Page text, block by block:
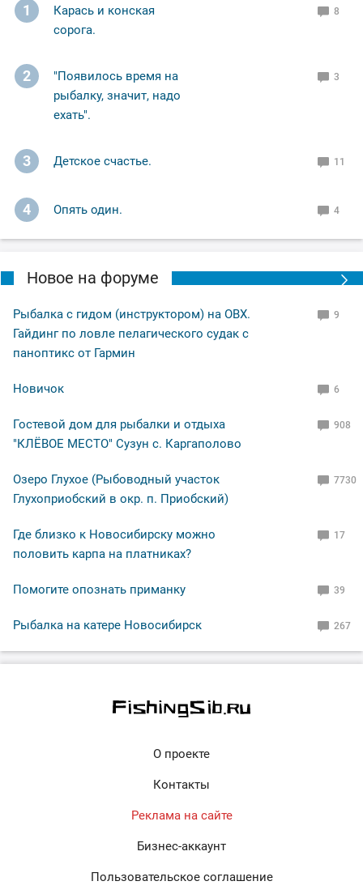
1
Карась и конская
сорога.
8
2
"Появилось время на
рыбалку, значит, надо
ехать".
3
3 Детское счастье. 11
4 Опять один. 4
Новое на форуме
Рыбалка с гидом (инструктором) на ОВХ.
Гайдинг по ловле пелагического судак с
паноптикс от Гармин
9
Новичок 6
Гостевой дом для рыбалки и отдыха
"КЛЁВОЕ МЕСТО" Сузун с. Каргаполово
908
Озеро Глухое (Рыбоводный участок
Глухоприобский в окр. п. Приобский)
7730
Где близко к Новосибирску можно
половить карпа на платниках?
17
Помогите опознать приманку 39
Рыбалка на катере Новосибирск 267
О проекте
Контакты
Реклама на сайте
Бизнес-аккаунт
Пользовательское соглашение